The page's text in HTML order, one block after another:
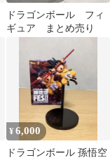
ドラゴンボール フィ
ギュア まとめ売り
¥6,000
ドラゴンボール 孫悟空